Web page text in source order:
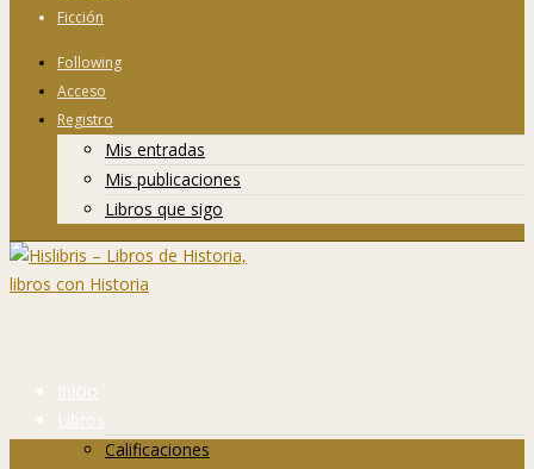
Ficción
Following
Acceso
Registro
Mis entradas
Mis publicaciones
Libros que sigo
Inicio
Libros
Calificaciones